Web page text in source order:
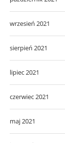
wrzesień 2021
sierpień 2021
lipiec 2021
czerwiec 2021
maj 2021